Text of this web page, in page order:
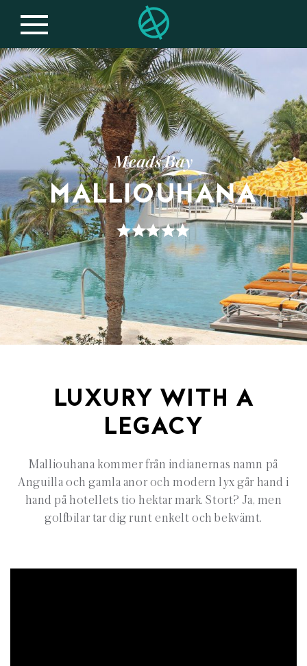
Meads Bay
MALLIOUHANA
LUXURY WITH A
LEGACY
Malliouhana kommer från indianernas namn på
Anguilla och gamla anor och modern lyx går hand i
hand på hotellets tio hektar mark. Stort? Ja, men
golfbilar tar dig runt enkelt och bekvämt.